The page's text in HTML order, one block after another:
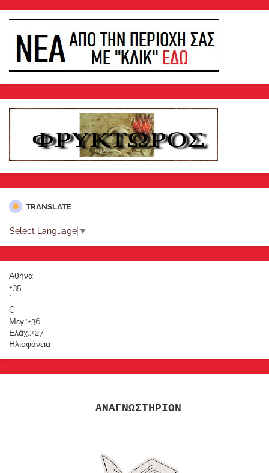
TRANSLATE
Select Language ▼
Αθήνα
+35
°
C
Μεγ.:+36
Ελάχ.:+27
Ηλιοφάνεια
ΑΝΑΓΝΩΣΤΗΡΙΟΝ